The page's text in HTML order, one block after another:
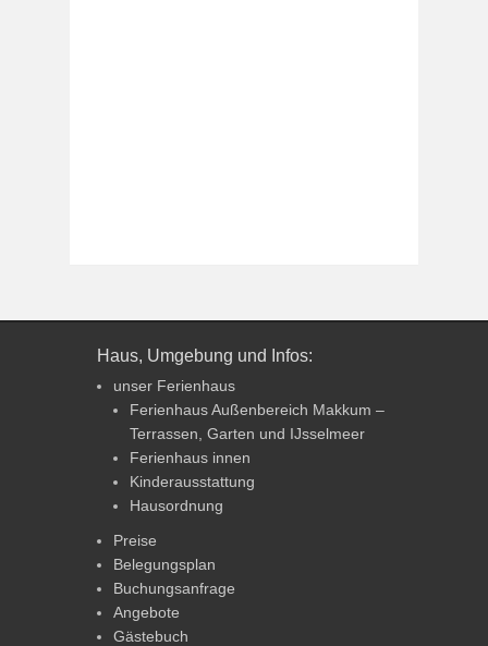
Haus, Umgebung und Infos:
unser Ferienhaus
Ferienhaus Außenbereich Makkum –
Terrassen, Garten und IJsselmeer
Ferienhaus innen
Kinderausstattung
Hausordnung
Preise
Belegungsplan
Buchungsanfrage
Angebote
Gästebuch